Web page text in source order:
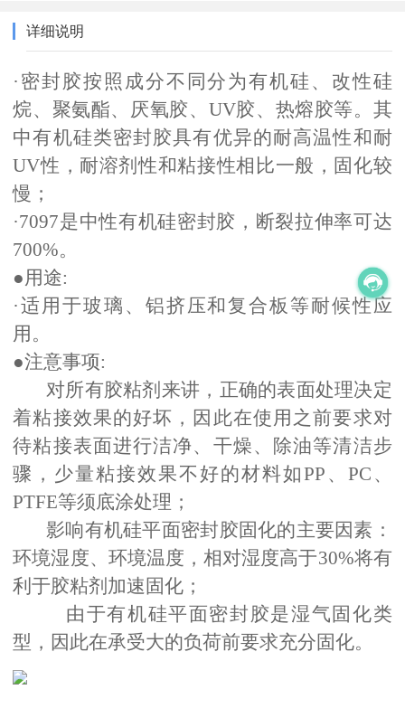
详细说明
·密封胶按照成分不同分为有机硅、改性硅
烷、聚氨酯、厌氧胶、UV胶、热熔胶等。其
中有机硅类密封胶具有优异的耐高温性和耐
UV性，耐溶剂性和粘接性相比一般，固化较
慢；
·7097是中性有机硅密封胶，断裂拉伸率可达
700%。
●用途:
·适用于玻璃、铝挤压和复合板等耐候性应
用。
●注意事项:
对所有胶粘剂来讲，正确的表面处理决定
着粘接效果的好坏，因此在使用之前要求对
待粘接表面进行洁净、干燥、除油等清洁步
骤，少量粘接效果不好的材料如PP、PC、
PTFE等须底涂处理；
影响有机硅平面密封胶固化的主要因素：
环境湿度、环境温度，相对湿度高于30%将有
利于胶粘剂加速固化；
由于有机硅平面密封胶是湿气固化类
型，因此在承受大的负荷前要求充分固化。